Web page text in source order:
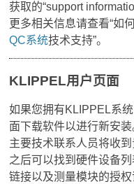
获取的“support
更多相关信息请查看“如
QC系统技术支持”。
KLIPPEL用户页面
如果您拥有KLIPPEL系
面下载软件以进行新安装
主要技术联系人员将收
之后可以找到硬件设备
链接以及测量模块的授权